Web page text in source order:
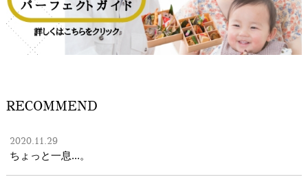
RECOMMEND
2020.11.29
ちょっと一息...。